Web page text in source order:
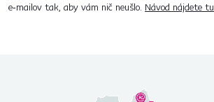
e‑mailov tak, aby vám nič neušlo. Návod nájdete tu